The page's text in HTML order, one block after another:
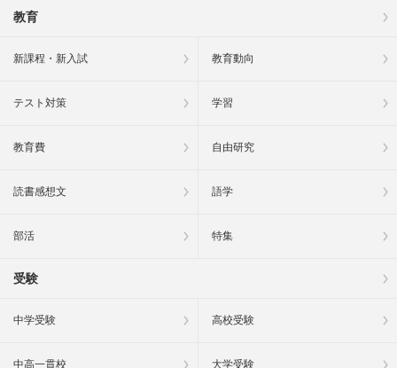
教育
新課程・新入試 教育動向
テスト対策 学習
教育費 自由研究
読書感想文 語学
部活 特集
受験
中学受験 高校受験
中高一貫校 大学受験